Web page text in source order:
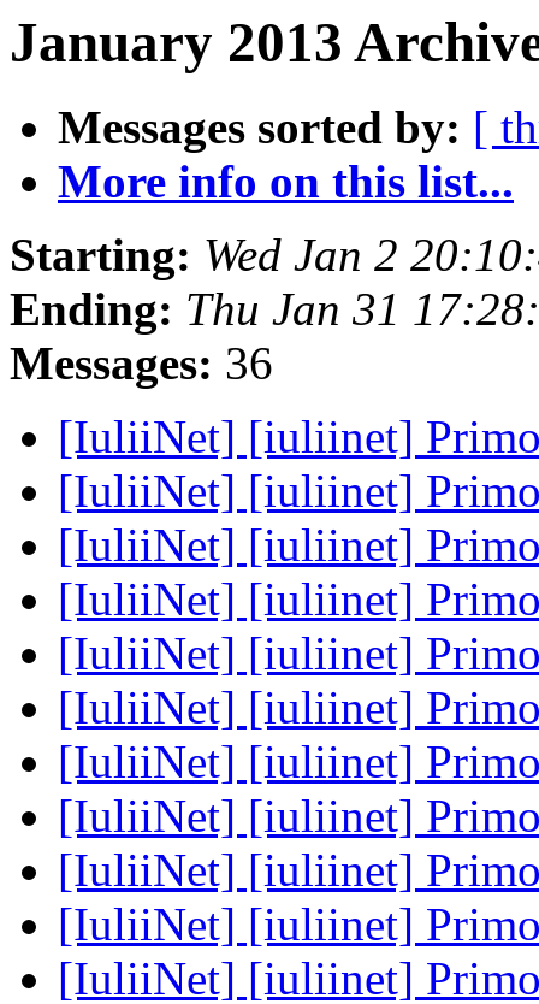
January 2013
Messages sorted by: [
More info on this list...
Starting: Wed Jan 2
Ending: Thu Jan 31
Messages: 36
[IuliiNet] [iuliinet]
[IuliiNet] [iuliinet]
[IuliiNet] [iuliinet]
[IuliiNet] [iuliinet]
[IuliiNet] [iuliinet]
[IuliiNet] [iuliinet]
[IuliiNet] [iuliinet]
[IuliiNet] [iuliinet]
[IuliiNet] [iuliinet]
[IuliiNet] [iuliinet]
[IuliiNet] [iuliinet]